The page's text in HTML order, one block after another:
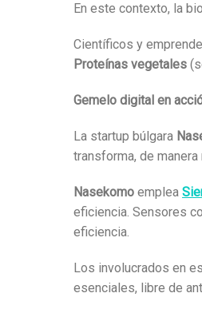
En este contexto, la
Científicos y
Proteínas vegetales
Gemelo digital en
La startup búlgara
transforma, de
Nasekomo emplea
eficiencia. Sensores
eficiencia.
Los involucrados en
esenciales, libre de